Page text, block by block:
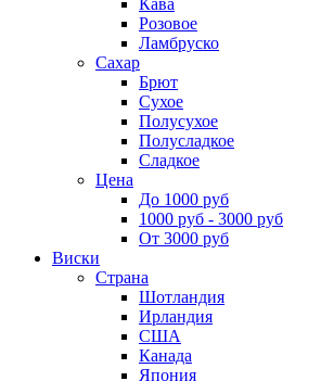
Розовое
Ламбруско
Сахар
Брют
Сухое
Полусухое
Полусладкое
Сладкое
Цена
До 1000 руб
1000 руб - 3000 руб
От 3000 руб
Виски
Страна
Шотландия
Ирландия
США
Канада
Япония